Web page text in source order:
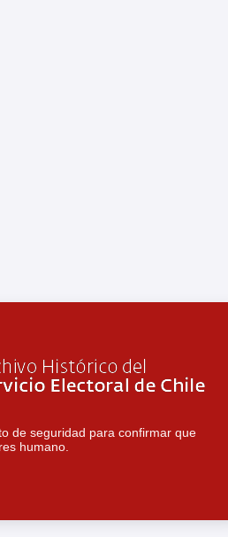
de seguridad para confirmar que
humano.